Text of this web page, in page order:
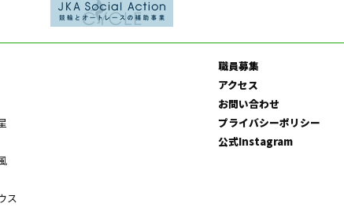
ス
職員募集
アクセス
お問い合わせ
プライバシーポリシー
公式Instagram